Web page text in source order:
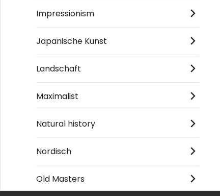
Kontakt
Impressionism
Japanische Kunst
Landschaft
Maximalist
Natural history
Nordisch
Old Masters